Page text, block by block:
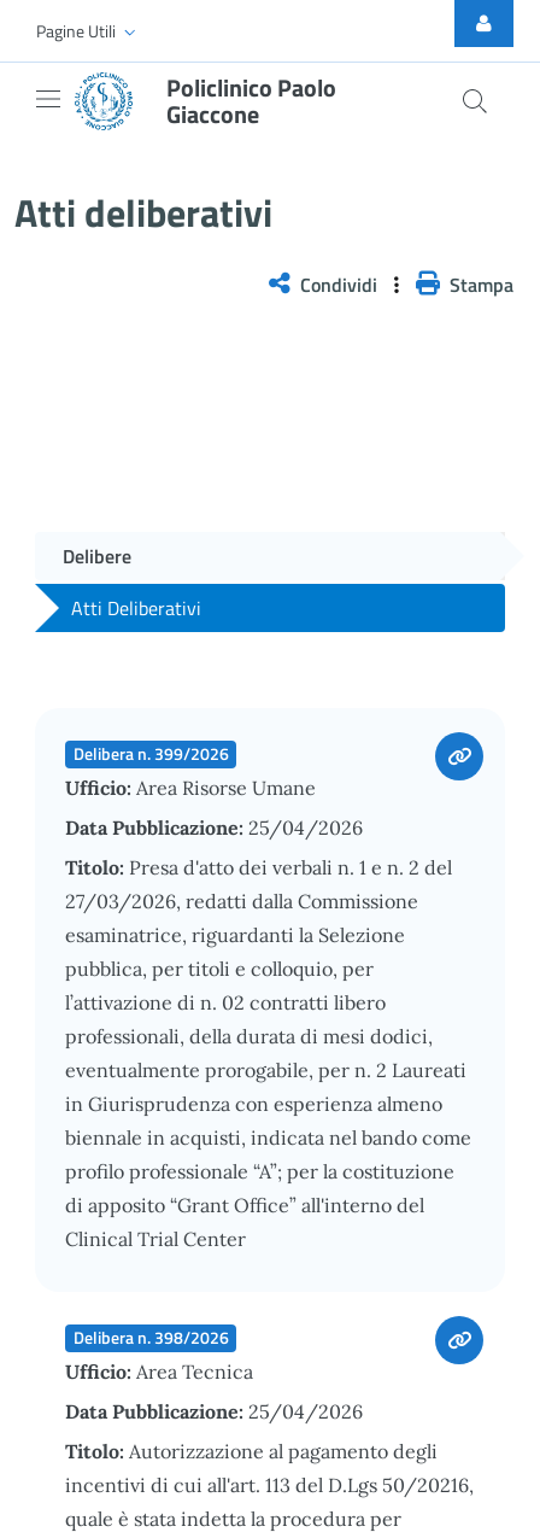
Skip to Main Content
Pagine Utili
Policlinico Paolo
Giaccone
Atti deliberativi
Condividi Stampa
Delibere
Atti Deliberativi
Delibera n. 399/2026
Ufficio: Area Risorse Umane
Data Pubblicazione: 25/04/2026
Titolo: Presa d'atto dei verbali n. 1 e n. 2 del
27/03/2026, redatti dalla Commissione
esaminatrice, riguardanti la Selezione
pubblica, per titoli e colloquio, per
l’attivazione di n. 02 contratti libero
professionali, della durata di mesi dodici,
eventualmente prorogabile, per n. 2 Laureati
in Giurisprudenza con esperienza almeno
biennale in acquisti, indicata nel bando come
profilo professionale “A”; per la costituzione
di apposito “Grant Office” all'interno del
Clinical Trial Center
Delibera n. 398/2026
Ufficio: Area Tecnica
Data Pubblicazione: 25/04/2026
Titolo: Autorizzazione al pagamento degli
incentivi di cui all'art. 113 del D.Lgs 50/20216,
quale è stata indetta la procedura per